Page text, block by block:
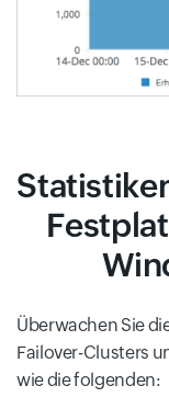
Überwachen Sie
Failover-Clusters
wie die folgenden: